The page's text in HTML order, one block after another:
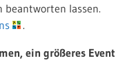
lassen.
.
ein größeres Event